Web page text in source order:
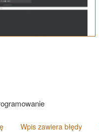
Wpis zawiera błędy